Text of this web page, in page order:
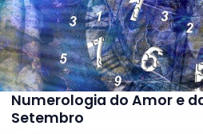
Numerologia do Amor e
Setembro